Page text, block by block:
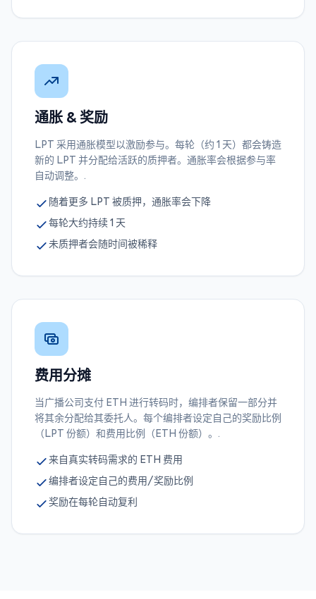
通胀 & 奖励
LPT 采用通胀模型以激励参与。每轮（约 1 天）都会铸造
新的 LPT 并分配给活跃的质押者。通胀率会根据参与率
自动调整。.
随着更多 LPT 被质押，通胀率会下降
每轮大约持续 1 天
未质押者会随时间被稀释
费用分摊
当广播公司支付 ETH 进行转码时，编排者保留一部分并
将其余分配给其委托人。每个编排者设定自己的奖励比例
（LPT 份额）和费用比例（ETH 份额）。.
来自真实转码需求的 ETH 费用
编排者设定自己的费用/奖励比例
奖励在每轮自动复利